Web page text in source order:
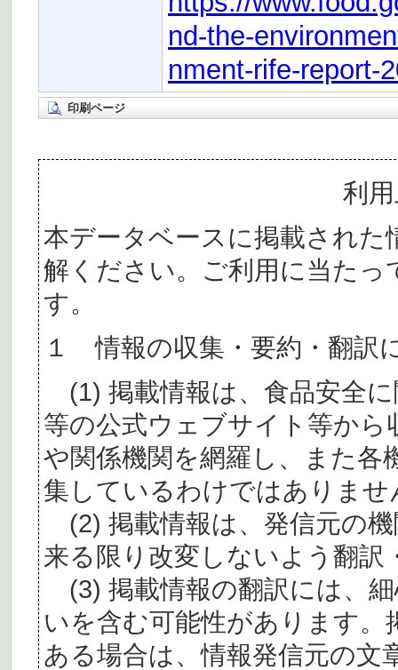
nd-the-
nment-rife-report-
印刷ページ
利
本データベースに掲載された
解ください。ご利用に当た
す。
１ 情報の収集・要約・翻訳
(1) 掲載情報は、食品安全
等の公式ウェブサイト等か
や関係機関を網羅し、また各
集しているわけではありませ
(2) 掲載情報は、発信元の
来る限り改変しないよう翻訳
(3) 掲載情報の翻訳には、
いを含む可能性があります。
ある場合は、情報発信元の文